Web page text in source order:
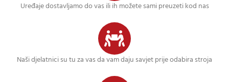
Uređaje dostavljamo do vas ili ih možete sami preuzeti kod nas
Naši djelatnici su tu za vas da vam daju savjet prije odabira stroja